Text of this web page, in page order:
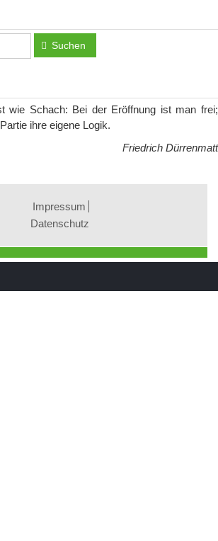
Suchen
wie Schach: Bei der Eröffnung ist man frei;
ihre eigene Logik.
Friedrich Dürrenmatt
Impressum
Datenschutz